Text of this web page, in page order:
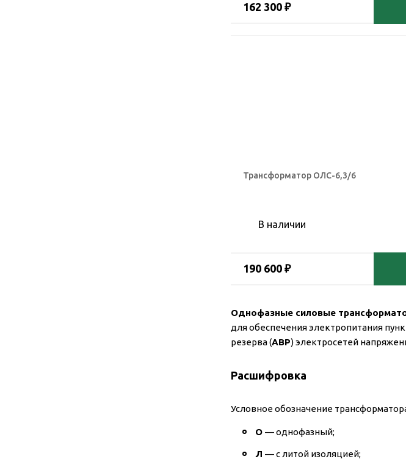
162 300 ₽
Трансформатор ОЛС-6,3/6
В наличии
190 600 ₽
Однофазные силовые
для обеспечения электропитания
резерва (АВР) электросетей
Расшифровка
Условное обозначение
О — однофазный;
Л — с литой изоляцией;